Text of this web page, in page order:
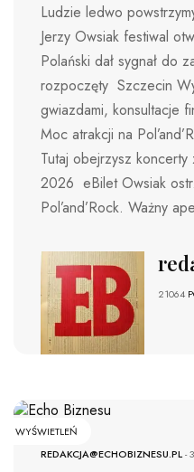
Ludzie ledwo
Jerzy Owsiak festiwal
Polański dał sygnał do
rozpoczęty Szczecin
gwiazdami, konsultacje
Moc atrakcji na
Tutaj obejrzysz koncerty
2026 eBilet Owsiak
Pol’and’Rock. Ważny
21064
WYŚWIETLEŃ
REDAKCJA@ECHOBIZNESU.PL-